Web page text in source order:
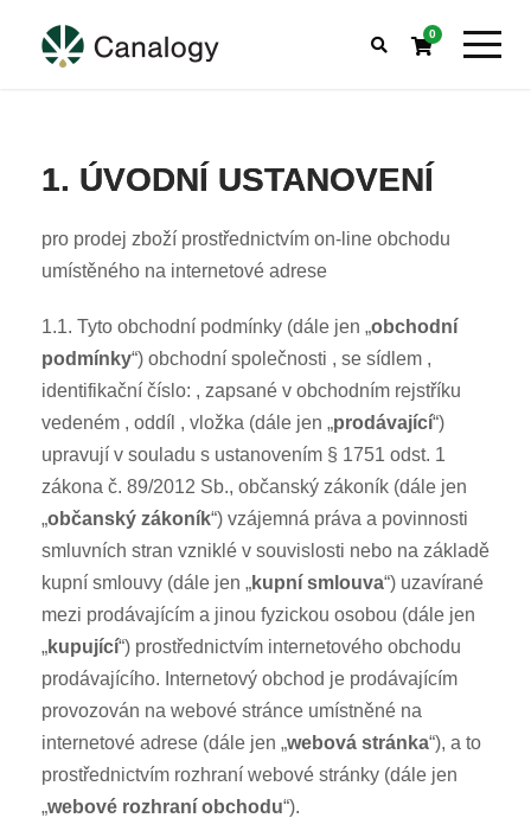
0
1. ÚVODNÍ USTANOVENÍ
pro prodej zboží prostřednictvím on-line obchodu
umístěného na internetové adrese
1.1. Tyto obchodní podmínky (dále jen „obchodní
podmínky“) obchodní společnosti , se sídlem ,
identifikační číslo: , zapsané v obchodním rejstříku
vedeném , oddíl , vložka (dále jen „prodávající“)
upravují v souladu s ustanovením § 1751 odst. 1
zákona č. 89/2012 Sb., občanský zákoník (dále jen
„občanský zákoník“) vzájemná práva a povinnosti
smluvních stran vzniklé v souvislosti nebo na základě
kupní smlouvy (dále jen „kupní smlouva“) uzavírané
mezi prodávajícím a jinou fyzickou osobou (dále jen
„kupující“) prostřednictvím internetového obchodu
prodávajícího. Internetový obchod je prodávajícím
provozován na webové stránce umístněné na
internetové adrese (dále jen „webová stránka“), a to
prostřednictvím rozhraní webové stránky (dále jen
„webové rozhraní obchodu“).